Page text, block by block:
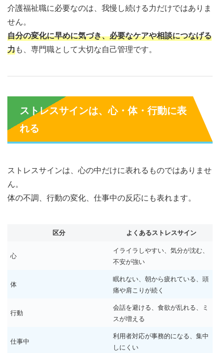
介護福祉職に必要なのは、我慢し続ける力だけではありま
せん。
自分の変化に早めに気づき、必要なケアや相談につなげる
力も、専門職として大切な自己管理です。
ストレスサインは、心・体・行動に表
れる
ストレスサインは、心の中だけに表れるものではありませ
ん。
体の不調、行動の変化、仕事中の反応にも表れます。
区分 よくあるストレスサイン
心
イライラしやすい、気分が沈む、
不安が強い
体
眠れない、朝から疲れている、頭
痛や肩こりが続く
行動
会話を避ける、食欲が乱れる、ミ
スが増える
仕事中
利用者対応が事務的になる、集中
しにくい